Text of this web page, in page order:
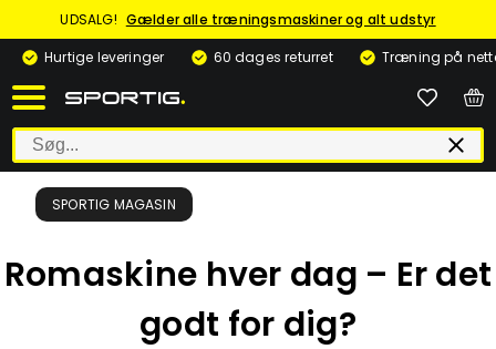
UDSALG! Gælder alle træningsmaskiner og alt udstyr
Hurtige leveringer
60 dages returret Træning på
SPORTIG MAGASIN
Romaskine hver dag – Er det
godt for dig?